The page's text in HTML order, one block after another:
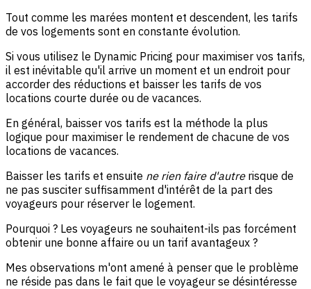
Tout comme les marées montent et descendent, les tarifs
de vos logements sont en constante évolution.
Si vous utilisez le Dynamic Pricing pour maximiser vos tarifs,
il est inévitable qu'il arrive un moment et un endroit pour
accorder des réductions et baisser les tarifs de vos
locations courte durée ou de vacances.
En général, baisser vos tarifs est la méthode la plus
logique pour maximiser le rendement de chacune de vos
locations de vacances.
Baisser les tarifs et ensuite ne rien faire d'autrerisque de
ne pas susciter suffisamment d'intérêt de la part des
voyageurs pour réserver le logement.
Pourquoi ? Les voyageurs ne souhaitent-ils pas forcément
obtenir une bonne affaire ou un tarif avantageux ?
Mes observations m'ont amené à penser que le problème
ne réside pas dans le fait que le voyageur se désintéresse